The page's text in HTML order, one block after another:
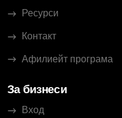
Ресурси
Контакт
Афилиейт програма
За бизнеси
Вход